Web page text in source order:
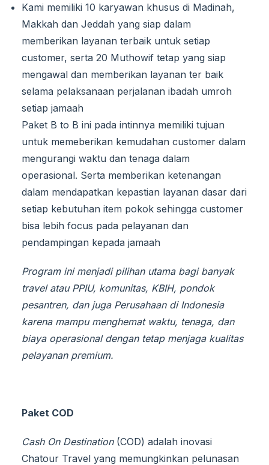
Kami memiliki 10 karyawan khusus di Madinah,
Makkah dan Jeddah yang siap dalam
memberikan layanan terbaik untuk setiap
customer, serta 20 Muthowif tetap yang siap
mengawal dan memberikan layanan ter baik
selama pelaksanaan perjalanan ibadah umroh
setiap jamaah
Paket B to B ini pada intinnya memiliki tujuan
untuk memeberikan kemudahan customer dalam
mengurangi waktu dan tenaga dalam
operasional. Serta memberikan ketenangan
dalam mendapatkan kepastian layanan dasar dari
setiap kebutuhan item pokok sehingga customer
bisa lebih focus pada pelayanan dan
pendampingan kepada jamaah
Program ini menjadi pilihan utama bagi banyak
travel atau PPIU, komunitas, KBIH, pondok
pesantren, dan juga Perusahaan di Indonesia
karena mampu menghemat waktu, tenaga, dan
biaya operasional dengan tetap menjaga kualitas
pelayanan premium.
Paket COD
Cash On Destination(COD) adalah inovasi
Chatour Travel yang memungkinkan pelunasan